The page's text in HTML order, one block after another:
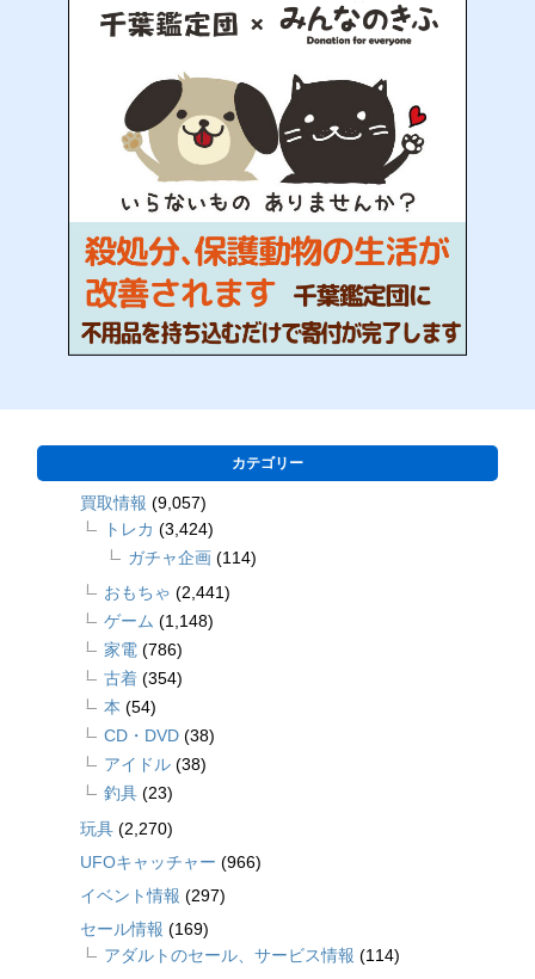
カテゴリー
買取情報 (9,057)
トレカ (3,424)
ガチャ企画 (114)
おもちゃ (2,441)
ゲーム (1,148)
家電 (786)
古着 (354)
本 (54)
CD・DVD (38)
アイドル (38)
釣具 (23)
玩具 (2,270)
UFOキャッチャー (966)
イベント情報 (297)
セール情報 (169)
アダルトのセール、サービス情報 (114)